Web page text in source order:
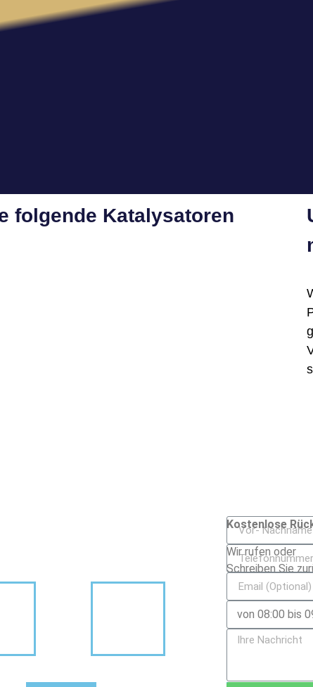
folgende Katalysatoren
Kostenlose
Wir rufen oder
Schreiben Sie